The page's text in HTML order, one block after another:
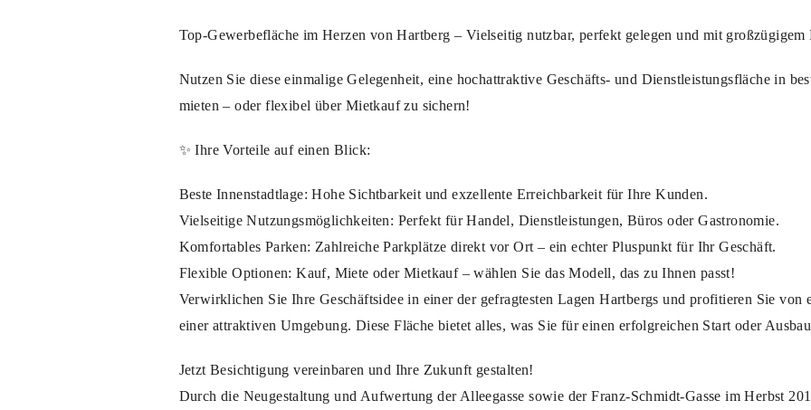
Top-Gewerbefläche im Herzen von Hartberg – Vielseitig nutzbar, perfekt gelegen und mit großzügigem
Nutzen Sie diese einmalige Gelegenheit, eine hochattraktive Geschäfts- und Dienstleistungsfläche in
mieten – oder flexibel über Mietkauf zu sichern!
✨ Ihre Vorteile auf einen Blick:
Beste Innenstadtlage: Hohe Sichtbarkeit und exzellente Erreichbarkeit für Ihre Kunden.
Vielseitige Nutzungsmöglichkeiten: Perfekt für Handel, Dienstleistungen, Büros oder Gastronomie.
Komfortables Parken: Zahlreiche Parkplätze direkt vor Ort – ein echter Pluspunkt für Ihr Geschäft.
Flexible Optionen: Kauf, Miete oder Mietkauf – wählen Sie das Modell, das zu Ihnen passt!
Verwirklichen Sie Ihre Geschäftsidee in einer der gefragtesten Lagen Hartbergs und profitieren Sie von
einer attraktiven Umgebung. Diese Fläche bietet alles, was Sie für einen erfolgreichen Start oder
Jetzt Besichtigung vereinbaren und Ihre Zukunft gestalten!
Durch die Neugestaltung und Aufwertung der Alleegasse sowie der Franz-Schmidt-Gasse im Herbst